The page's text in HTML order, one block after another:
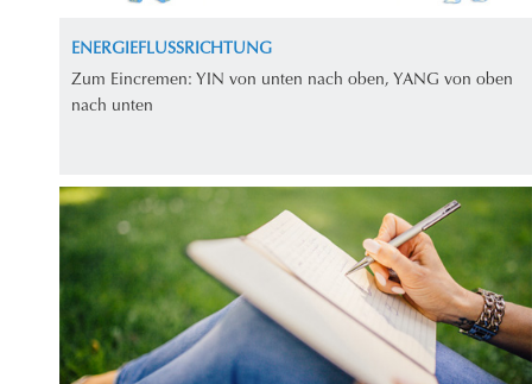
ENERGIEFLUSSRICHTUNG
Zum Eincremen: YIN von unten nach oben, YANG von oben
nach unten